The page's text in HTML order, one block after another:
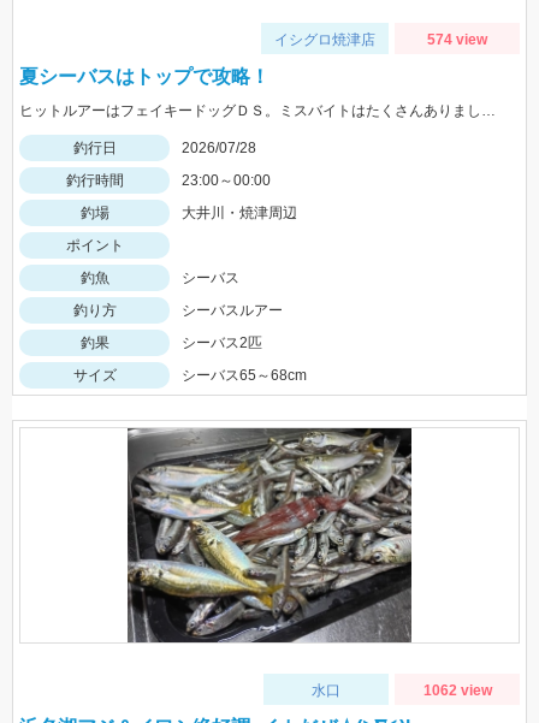
イシグロ焼津店 574 view
夏シーバスはトップで攻略！
ヒットルアーはフェイキードッグＤＳ。ミスバイトはたくさんありましたよ！トップは楽しいですね♪
釣行日
2026/07/28
釣行時間
23:00～00:00
釣場
大井川・焼津周辺
ポイント
釣魚
シーバス
釣り方
シーバスルアー
釣果
シーバス2匹
サイズ
シーバス65～68cm
水口 1062 view